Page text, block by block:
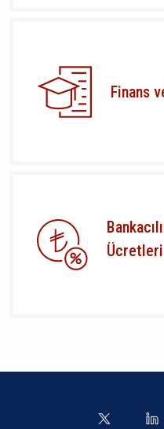
Finans
Ücretleri